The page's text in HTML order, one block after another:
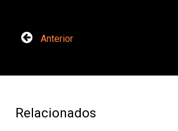
Anterior
Relacionados